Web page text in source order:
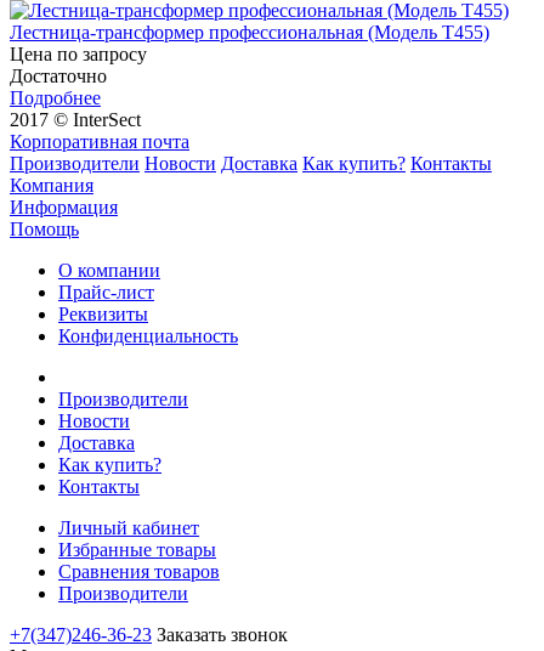
Лестница-трансформер профессиональная (Модель T455)
Цена по запросу
Достаточно
Подробнее
2017 © InterSect
Корпоративная почта
Производители Новости Доставка Как купить? Контакты
Компания
Информация
Помощь
О компании
Прайс-лист
Реквизиты
Конфиденциальность
Производители
Новости
Доставка
Как купить?
Контакты
Личный кабинет
Избранные товары
Сравнения товаров
Производители
+7(347)246-36-23 Заказать звонок